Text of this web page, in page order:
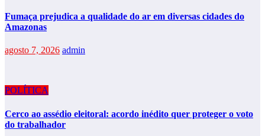
Fumaça prejudica a qualidade do ar em diversas cidades do
Amazonas
agosto 7, 2026 admin
POLÍTICA
Cerco ao assédio eleitoral: acordo inédito quer proteger o voto
do trabalhador